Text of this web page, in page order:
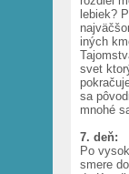
lebiek?
iných
svet
sa
mnohé
7. deň:
Po
smere